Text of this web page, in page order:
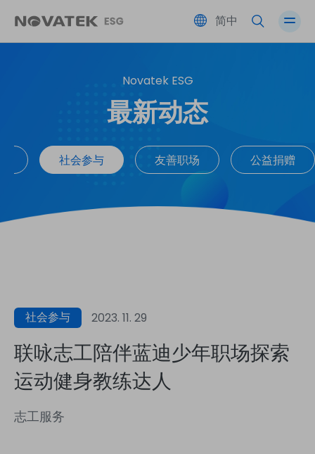
简中
永续蓝图 SDGs
环境永续
社会参与
风险管理
利害关系人
Novatek ESG
最新动态
社会参与 友善职场 公益捐赠
社会参与 2023. 11. 29
联咏志工陪伴蓝迪少年职场探索
运动健身教练达人
志工服务